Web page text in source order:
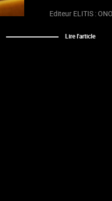
Editeur ELITIS :
Lire l'article